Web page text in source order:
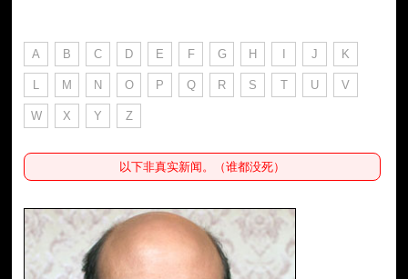
A B C D E F G H I J K
L M N O P Q R S T U V
W X Y Z
以下非真实新闻。（谁都没死）